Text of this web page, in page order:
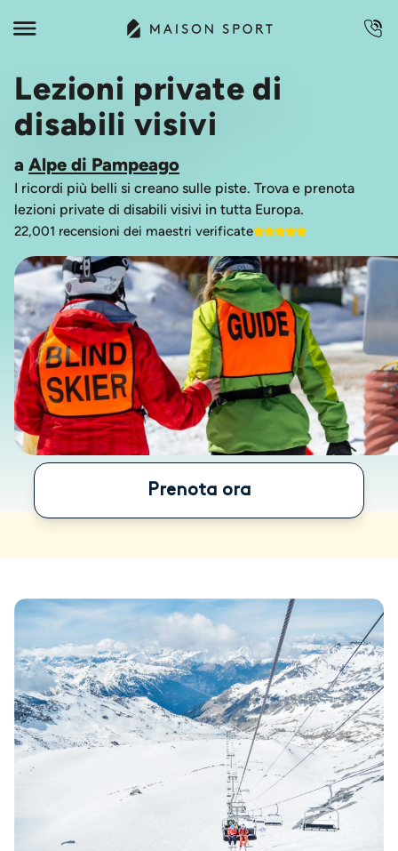
Lezioni private di
disabili visivi
a Alpe di Pampeago
I ricordi più belli si creano sulle piste. Trova e prenota
lezioni private di disabili visivi in tutta Europa.
22,001 recensioni dei maestri verificate
Prenota ora